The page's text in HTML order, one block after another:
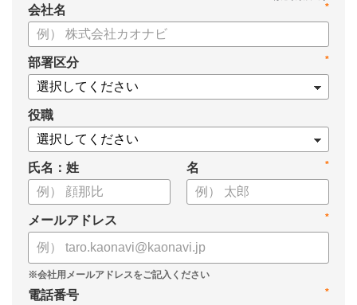
こちらの資料では、
・戦略人事が求められる背景
・戦略人事を導入するメリット
・進めるための4ステップ
・成功させるためのポイント
についてまとめています。
ぜひ、お役立てください。
*
会社名
*
部署区分
役職
氏名：姓 *
名
*
メールアドレス
*
電話番号